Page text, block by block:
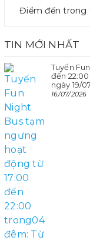
Điểm đến trong
TIN MỚI NHẤT
Tuyến
đến
ngày 19/
16/07/2026